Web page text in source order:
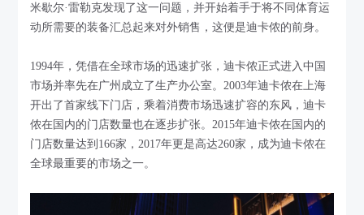
米歇尔·雷勒克发现了这一问题，并开始着手于将不同体育运
动所需要的装备汇总起来对外销售，这便是迪卡侬的前身。
1994年，凭借在全球市场的迅速扩张，迪卡侬正式进入中国
市场并率先在广州成立了生产办公室。2003年迪卡侬在上海
开出了首家线下门店，乘着消费市场迅速扩容的东风，迪卡
侬在国内的门店数量也在逐步扩张。2015年迪卡侬在国内的
门店数量达到166家，2017年更是高达260家，成为迪卡侬在
全球最重要的市场之一。